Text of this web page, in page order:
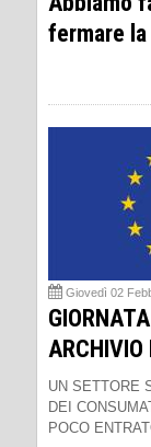
fermare
Giovedì 02
ARCHIVIO
UN SETTORE
DEI
POCO